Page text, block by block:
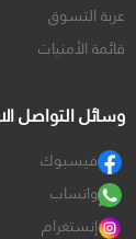
عربة التسوق
قائمة الأمنيات
وسائل التواصل
فيسبوك
واتساب
إنستغرام